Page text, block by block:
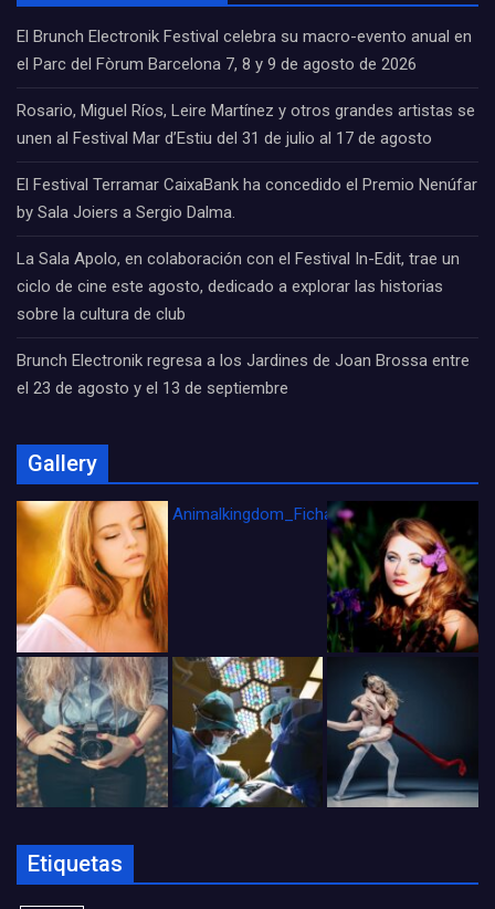
El Brunch Electronik Festival celebra su macro-evento anual en
el Parc del Fòrum Barcelona 7, 8 y 9 de agosto de 2026
Rosario, Miguel Ríos, Leire Martínez y otros grandes artistas se
unen al Festival Mar d’Estiu del 31 de julio al 17 de agosto
El Festival Terramar CaixaBank ha concedido el Premio Nenúfar
by Sala Joiers a Sergio Dalma.
La Sala Apolo, en colaboración con el Festival In-Edit, trae un
ciclo de cine este agosto, dedicado a explorar las historias
sobre la cultura de club
Brunch Electronik regresa a los Jardines de Joan Brossa entre
el 23 de agosto y el 13 de septiembre
Gallery
Animalkingdom_FichaCine
Etiquetas